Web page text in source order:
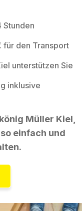
Stunden
für den Transport
unterstützen Sie
inklusive
Müller Kiel,
einfach und